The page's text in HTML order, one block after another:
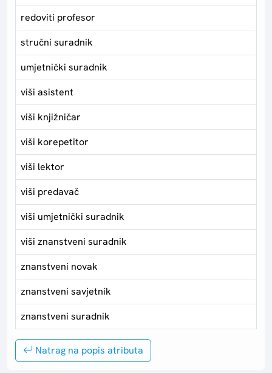
redoviti profesor
stručni suradnik
umjetnički suradnik
viši asistent
viši knjižničar
viši korepetitor
viši lektor
viši predavač
viši umjetnički suradnik
viši znanstveni suradnik
znanstveni novak
znanstveni savjetnik
znanstveni suradnik
Natrag na popis atributa